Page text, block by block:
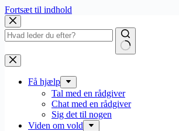
Fortsæt til indhold
Få hjælp
Tal med en rådgiver
Chat med en rådgiver
Sig det til nogen
Viden om vold